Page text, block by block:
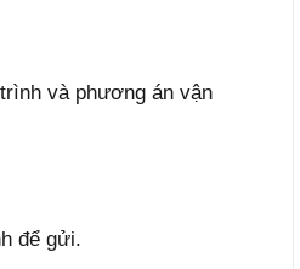
và phương án vận
để gửi.